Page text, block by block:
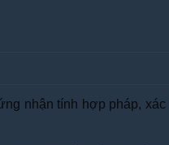
nhận tính hợp pháp,